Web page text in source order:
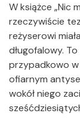
W książce „Nic
rzeczywiście
reżyserowi
długofalowy.
przypadkowo w
ofiarnym
wokół niego